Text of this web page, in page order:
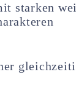
starken